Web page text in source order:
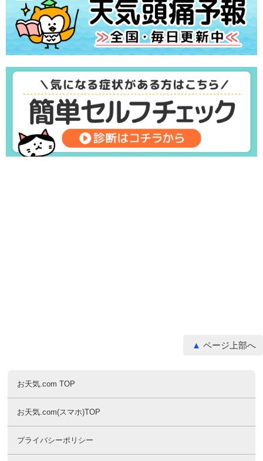
ページ上部へ
お天気.com TOP
お天気.com(スマホ)TOP
プライバシーポリシー